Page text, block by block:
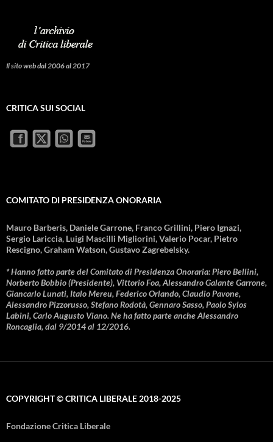
Il sito web dal 2006 al 2017
CRITICA SUI SOCIAL
COMITATO DI PRESIDENZA ONORARIA
Mauro Barberis, Daniele Garrone, Franco Grillini, Piero Ignazi,
Sergio Lariccia, Luigi Mascilli Migliorini, Valerio Pocar, Pietro
Rescigno, Graham Watson, Gustavo Zagrebelsky.
* Hanno fatto parte del Comitato di Presidenza Onoraria: Piero Bellini,
Norberto Bobbio (Presidente), Vittorio Foa, Alessandro Galante Garrone,
Giancarlo Lunati, Italo Mereu, Federico Orlando, Claudio Pavone,
Alessandro Pizzorusso, Stefano Rodotà, Gennaro Sasso, Paolo Sylos
Labini, Carlo Augusto Viano. Ne ha fatto parte anche Alessandro
Roncaglia, dal 9/2014 al 12/2016.
COPYRIGHT © CRITICA LIBERALE 2018-2025
Fondazione Critica Liberale